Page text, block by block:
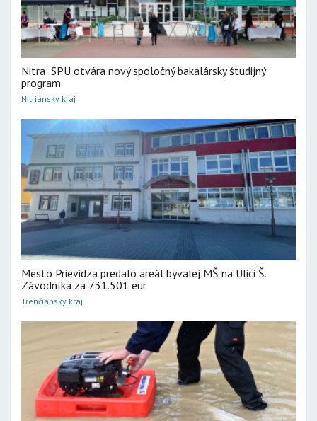
Nitra: SPU otvára nový spoločný bakalársky študijný
program
Nitriansky kraj
Mesto Prievidza predalo areál bývalej MŠ na Ulici Š.
Závodníka za 731.501 eur
Trenčiansky kraj